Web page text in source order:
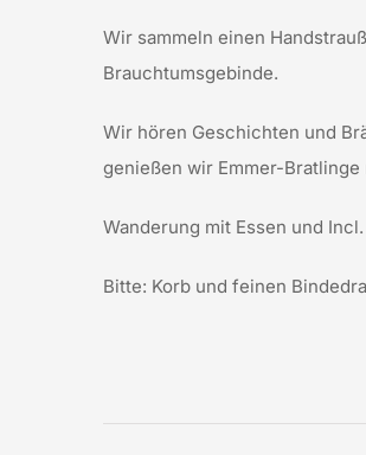
Wir sammeln einen
Brauchtumsgebinde.
Wir hören Geschichten und
genießen wir Emmer-Bratlinge
Wanderung mit Essen und
Bitte: Korb und feinen